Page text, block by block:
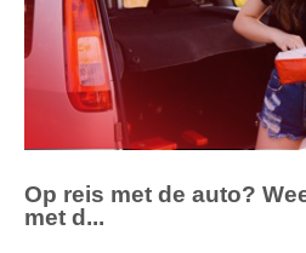
Op reis met de auto?
met d...